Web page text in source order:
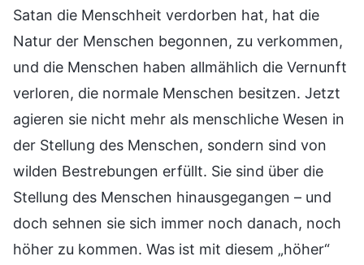
Satan die Menschheit verdorben hat, hat die
Natur der Menschen begonnen, zu verkommen,
und die Menschen haben allmählich die Vernunft
verloren, die normale Menschen besitzen. Jetzt
agieren sie nicht mehr als menschliche Wesen in
der Stellung des Menschen, sondern sind von
wilden Bestrebungen erfüllt. Sie sind über die
Stellung des Menschen hinausgegangen – und
doch sehnen sie sich immer noch danach, noch
höher zu kommen. Was ist mit diesem „höher“